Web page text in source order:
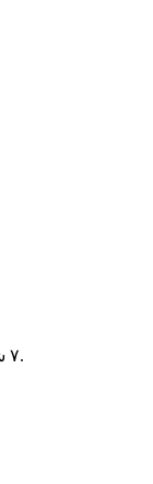
٧ شارع عصام الدالي - أمام مجلس الدولة - الدقي.